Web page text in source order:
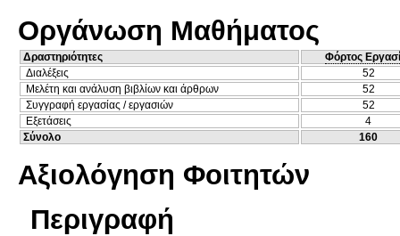
Οργάνωση Μαθήματος
Δραστηριότητες
Φόρτος
Διαλέξεις
52
Μελέτη και ανάλυση βιβλίων και άρθρων
52
Συγγραφή εργασίας / εργασιών
52
Εξετάσεις
4
Σύνολο
160
Αξιολόγηση Φοιτητών
Περιγραφή